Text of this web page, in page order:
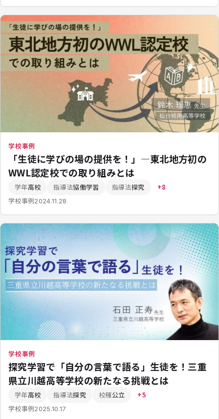
学校事例
「生徒に学びの場の提供を！」—東北地方初の
WWL認定校での取り組みとは
学年高校 指導法協働学習 指導法探究 +8
学校事例2024.11.28
学校事例
探究学習で「自分の言葉で語る」生徒を！三重
県立川越高等学校の新たなる挑戦とは
学年高校 指導法探究 校種公立 +5
学校事例2025.10.17